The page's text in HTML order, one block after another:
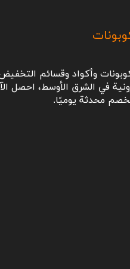
وأكواد وقسائم
في الشرق الأوسط، احصل
محدثة يوميًا.